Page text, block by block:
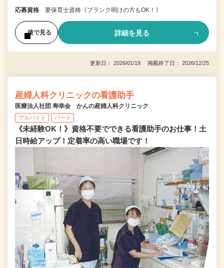
応募資格 要保育士資格《ブランク明けの方もOK！》
後で見る 詳細を見る
更新日： 2026/01/19 掲載終了日： 2026/12/25
産婦人科クリニックの看護助手
医療法人社団 寿幸会 かんの産婦人科クリニック
アルバイト パート
《未経験OK！》資格不要でできる看護助手のお仕事！土
日時給アップ！定着率の高い職場です！